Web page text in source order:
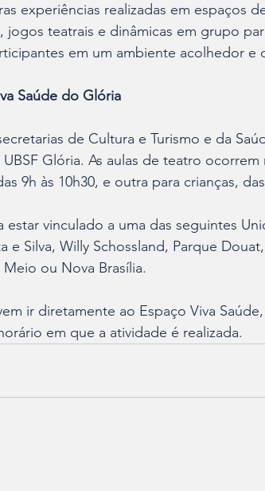
experiências realizadas em espaços
jogos teatrais e dinâmicas em grupo
em um ambiente acolhedor e
Saúde do Glória
de Cultura e Turismo e da
Glória. As aulas de teatro
9h às 10h30, e outra para crianças,
estar vinculado a uma das seguintes
e Silva, Willy Schossland, Parque
ou Nova Brasília.
ir diretamente ao Espaço Viva
em que a atividade é realizada.